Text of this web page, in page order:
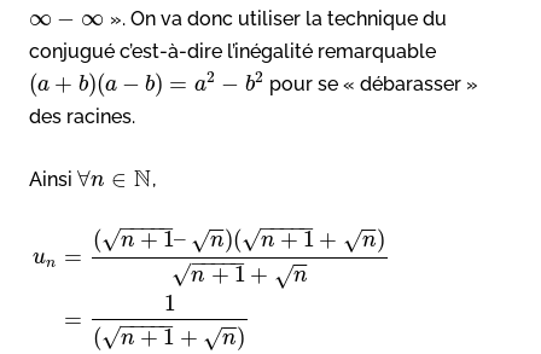
∞ − ∞ ». On va donc utiliser la technique du
conjugué c’est-à-dire l’inégalité remarquable
(a + b)(a − b) = a2 − b2 pour se « débarasser »
des racines.
Ainsi ∀n ∈ N,
un =
( n + 1
− −
−−−
√ – n
−
−
√ )( n + 1
− −
−−−
√ + n
−
−
√ )
n + 1
− −
−−−
√ + n
−
−
√
=
1
(
n + 1
− −
−−−
√ + n
−
−
√ )